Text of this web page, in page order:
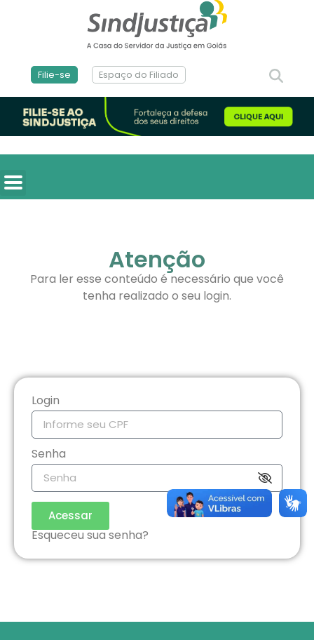
Filie-se Espaço do Filiado
Atenção
Para ler esse conteúdo é necessário que você
tenha realizado o seu login.
Login
Senha
Acessar
Esqueceu sua senha?